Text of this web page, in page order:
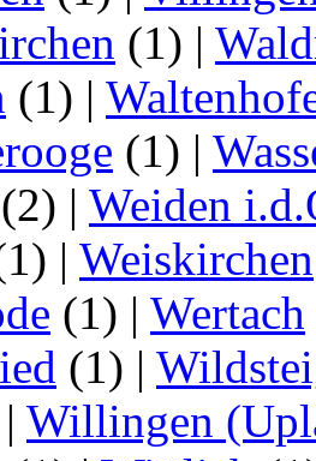
(1) |
(1) |
(1) |
(2) | Weiden
| Weiskirchen
(1) | Wertach
(1) |
| Willingen